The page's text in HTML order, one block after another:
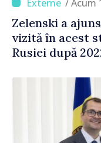
/
Zelenski a
vizită în acest
Rusiei după